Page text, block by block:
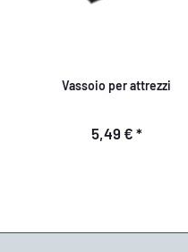
Vassoio per attrezzi
5,49 € *